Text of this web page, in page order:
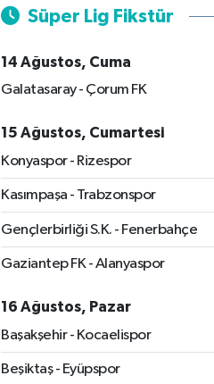
Süper Lig Fikstür
14 Ağustos, Cuma
Galatasaray - Çorum FK
15 Ağustos, Cumartesi
Konyaspor - Rizespor
Kasımpaşa - Trabzonspor
Gençlerbirliği S.K. - Fenerbahçe
Gaziantep FK - Alanyaspor
16 Ağustos, Pazar
Başakşehir - Kocaelispor
Beşiktaş - Eyüpspor